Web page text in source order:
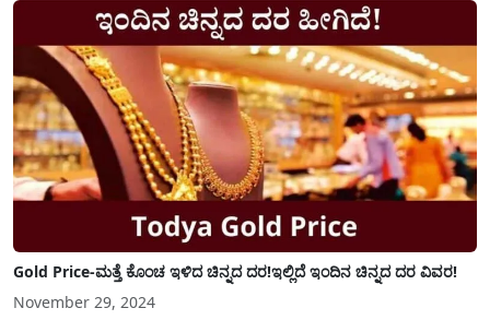
Gold Price-ಮತ್ತೆ ಕೊಂಚ ಇಳಿದ ಚಿನ್ನದ ದರ!ಇಲ್ಲಿದೆ ಇಂದಿನ ಚಿನ್ನದ ದರ ವಿವರ!
November 29, 2024